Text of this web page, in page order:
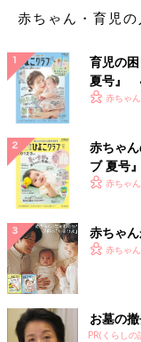
赤ちゃん・育児
育児の
夏号』
いっぱ
赤ちゃ
赤ちゃ
ブ 夏号
く！ お
赤ちゃ
赤ちゃ
赤ちゃ
お墓の
PR(くらしの